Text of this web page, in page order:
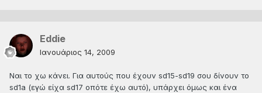
Eddie
Ιανουάριος 14, 2009
Ναι το χω κάνει. Για αυτούς που έχουν sd15-sd19 σου δίνουν το
sd1a (εγώ είχα sd17 οπότε έχω αυτό), υπάρχει όμως και ένα